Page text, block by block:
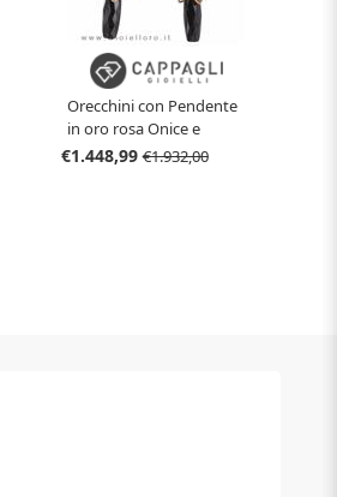
Orecchini con Pendente
in oro rosa Onice e
quarzi colorati
€1.448,99€1.932,00